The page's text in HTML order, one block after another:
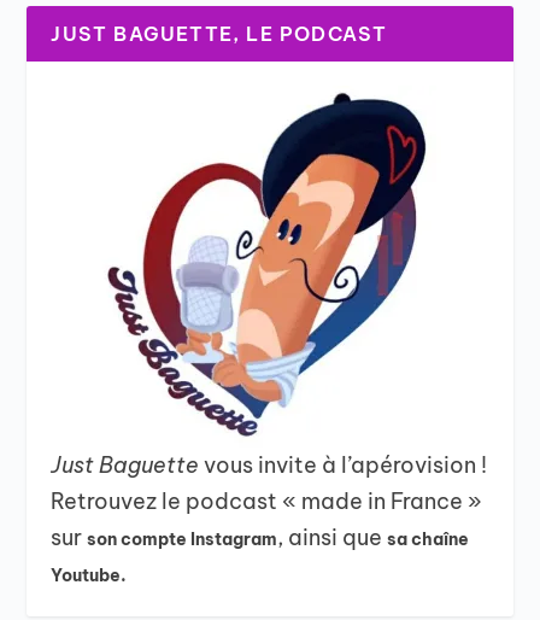
JUST BAGUETTE, LE PODCAST
Just Baguettevous invite à l’apérovision !
Retrouvez le podcast « made in France »
surson compte Instagram, ainsi quesa chaîne
Youtube.